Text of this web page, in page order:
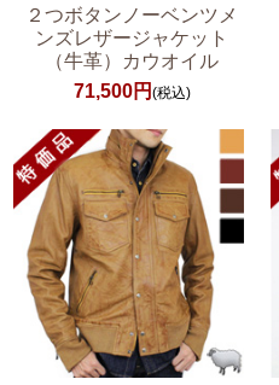
２つボタンノーベンツメ
ンズレザージャケット
（牛革）カウオイル
71,500円 (税込)